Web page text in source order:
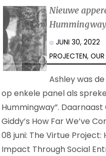
Nieuwe
JUNI 30, 2022
PROJECTEN,
Ashley was
op enkele panel als
Hummingway”.
Giddy’s How Far We’ve
08 juni: The Virtue
Impact Through Social